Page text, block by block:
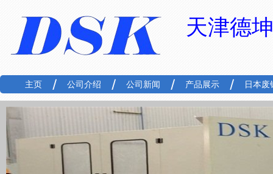
天津德
主页 公司介绍 公司新闻 产品展示 日本废